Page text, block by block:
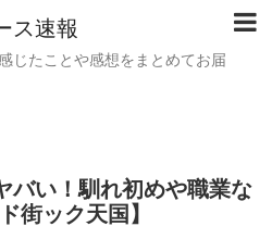
ス速報
じたことや感想をまとめてお届
バい！馴れ初めや職業な
街ック天国】